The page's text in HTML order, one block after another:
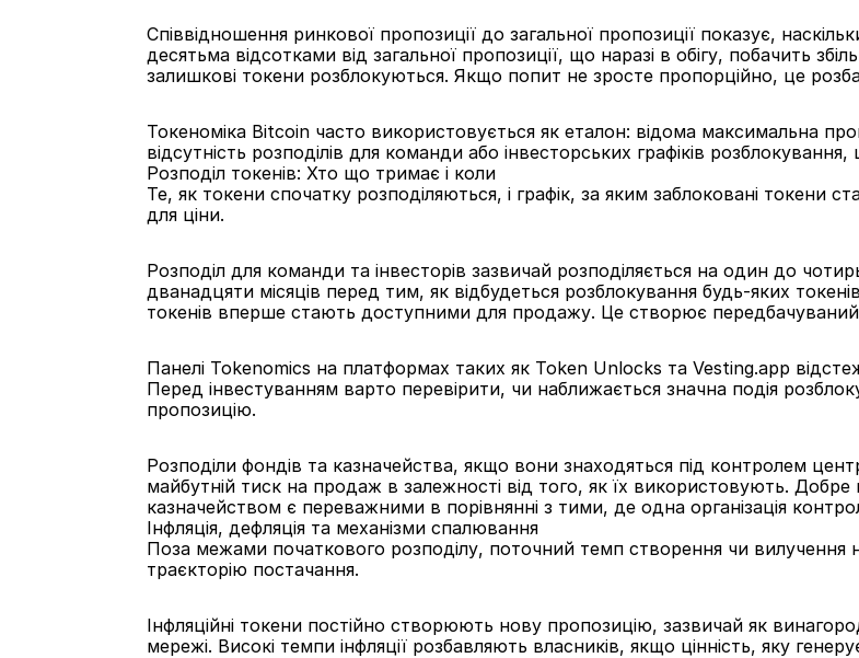
Співвідношення ринкової пропозиції до загальної пропозиції показує,
десятьма відсотками від загальної пропозиції, що наразі в обігу, побачить
залишкові токени розблокуються. Якщо попит не зросте пропорційно, це
Токеноміка Bitcoin часто використовується як еталон: відома максимальна
відсутність розподілів для команди або інвесторських графіків
Розподіл токенів: Хто що тримає і коли
Те, як токени спочатку розподіляються, і графік, за яким заблоковані токени
для ціни.
Розподіл для команди та інвесторів зазвичай розподіляється на один до
дванадцяти місяців перед тим, як відбудеться розблокування будь-яких
токенів вперше стають доступними для продажу. Це створює
Панелі Tokenomics на платформах таких як Token Unlocks та Vesting.app
Перед інвестуванням варто перевірити, чи наближається значна подія
пропозицію.
Розподіли фондів та казначейства, якщо вони знаходяться під контролем
майбутній тиск на продаж в залежності від того, як їх використовують.
казначейством є переважними в порівнянні з тими, де одна організація
Інфляція, дефляція та механізми спалювання
Поза межами початкового розподілу, поточний темп створення чи вилучення
траєкторію постачання.
Інфляційні токени постійно створюють нову пропозицію, зазвичай як
мережі. Високі темпи інфляції розбавляють власників, якщо цінність, яку